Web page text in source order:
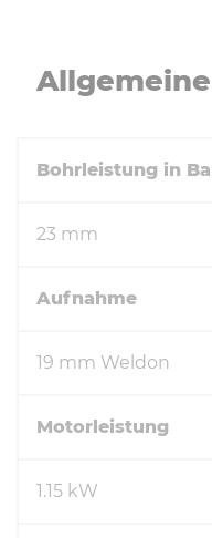
Bohrleistung in
23 mm
Aufnahme
19 mm Weldon
Motorleistung
1.15 kW